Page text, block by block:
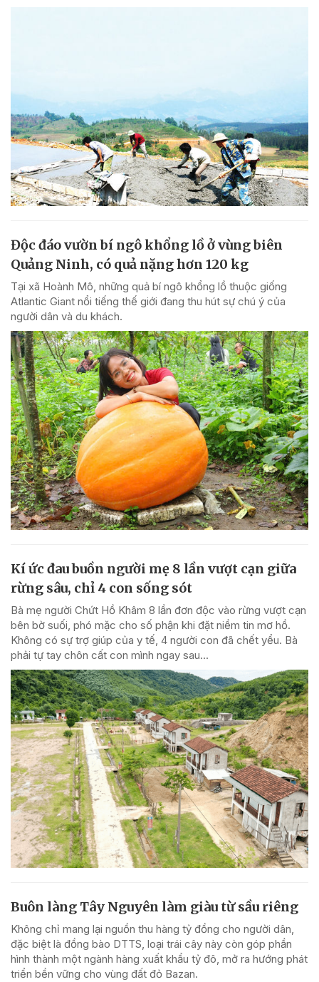
Độc đáo vườn bí ngô khổng lồ ở vùng biên
Quảng Ninh, có quả nặng hơn 120 kg
Tại xã Hoành Mô, những quả bí ngô khổng lồ thuộc giống
Atlantic Giant nổi tiếng thế giới đang thu hút sự chú ý của
người dân và du khách.
Kí ức đau buồn người mẹ 8 lần vượt cạn giữa
rừng sâu, chỉ 4 con sống sót
Bà mẹ người Chứt Hồ Khâm 8 lần đơn độc vào rừng vượt cạn
bên bờ suối, phó mặc cho số phận khi đặt niềm tin mơ hồ.
Không có sự trợ giúp của y tế, 4 người con đã chết yểu. Bà
phải tự tay chôn cất con mình ngay sau...
Buôn làng Tây Nguyên làm giàu từ sầu riêng
Không chỉ mang lại nguồn thu hàng tỷ đồng cho người dân,
đặc biệt là đồng bào DTTS, loại trái cây này còn góp phần
hình thành một ngành hàng xuất khẩu tỷ đô, mở ra hướng phát
triển bền vững cho vùng đất đỏ Bazan.